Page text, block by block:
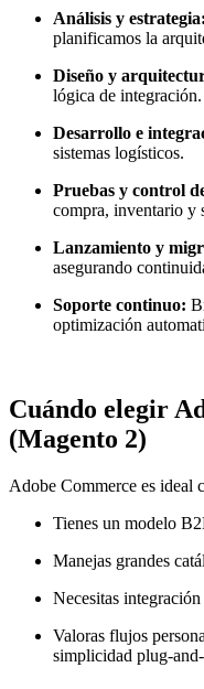
Análisis y estrategia:
planificamos la
Diseño y
lógica de integración.
Desarrollo e
sistemas logísticos.
Pruebas y control
compra, inventario y
Lanzamiento y
asegurando
Soporte continuo:
optimización
Cuándo elegir
(Magento 2)
Adobe Commerce es ideal
Tienes un modelo
Manejas grandes
Necesitas
Valoras flujos
simplicidad plug-